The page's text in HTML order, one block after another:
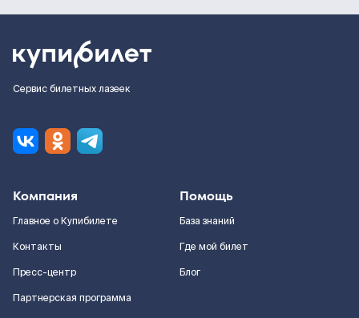
Сервис билетных лазеек
Компания
Главное о Купибилете
Контакты
Пресс-центр
Партнерская программа
Помощь
База знаний
Где мой билет
Блог